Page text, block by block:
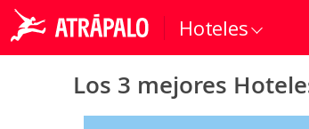
Hoteles
Los 3 mejores